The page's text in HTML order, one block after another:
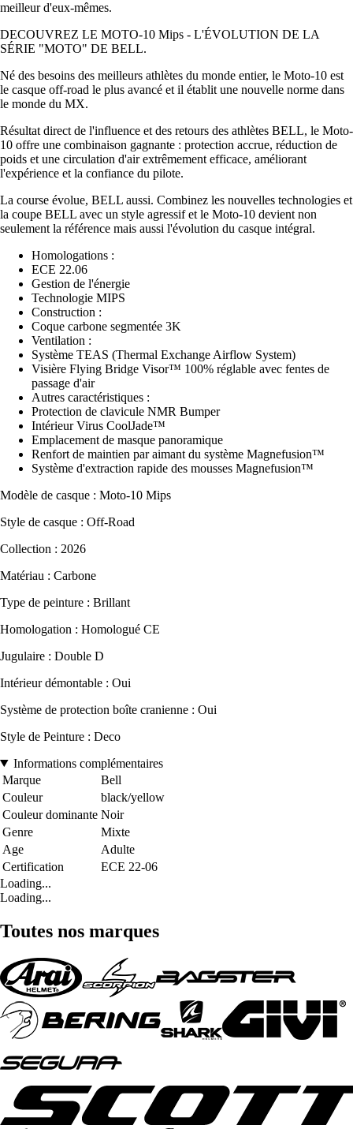
meilleur d'eux-mêmes.
DECOUVREZ LE MOTO-10 Mips - L'ÉVOLUTION DE LA
SÉRIE "MOTO" DE BELL.
Né des besoins des meilleurs athlètes du monde entier, le Moto-10 est
le casque off-road le plus avancé et il établit une nouvelle norme dans
le monde du MX.
Résultat direct de l'influence et des retours des athlètes BELL, le Moto-
10 offre une combinaison gagnante : protection accrue, réduction de
poids et une circulation d'air extrêmement efficace, améliorant
l'expérience et la confiance du pilote.
La course évolue, BELL aussi. Combinez les nouvelles technologies et
la coupe BELL avec un style agressif et le Moto-10 devient non
seulement la référence mais aussi l'évolution du casque intégral.
Homologations :
ECE 22.06
Gestion de l'énergie
Technologie MIPS
Construction :
Coque carbone segmentée 3K
Ventilation :
Système TEAS (Thermal Exchange Airflow System)
Visière Flying Bridge Visor™ 100% réglable avec fentes de
passage d'air
Autres caractéristiques :
Protection de clavicule NMR Bumper
Intérieur Virus CoolJade™
Emplacement de masque panoramique
Renfort de maintien par aimant du système Magnefusion™
Système d'extraction rapide des mousses Magnefusion™
Modèle de casque : Moto-10 Mips
Style de casque : Off-Road
Collection : 2026
Matériau : Carbone
Type de peinture : Brillant
Homologation : Homologué CE
Jugulaire : Double D
Intérieur démontable : Oui
Système de protection boîte cranienne : Oui
Style de Peinture : Deco
Informations complémentaires
Marque
Bell
Couleur
black/yellow
Couleur dominante Noir
Genre
Mixte
Age
Adulte
Certification
ECE 22-06
Loading...
Loading...
Toutes nos marques